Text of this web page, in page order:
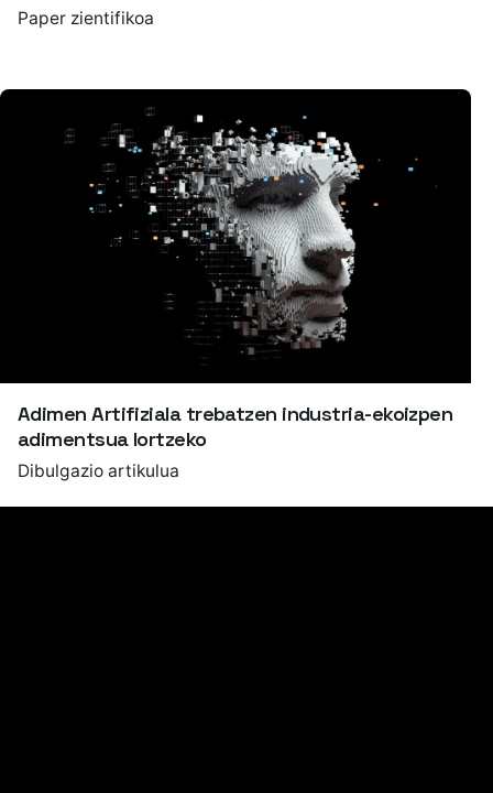
Paper zientifikoa
Adimen Artifiziala trebatzen industria-ekoizpen
adimentsua lortzeko
Dibulgazio artikulua